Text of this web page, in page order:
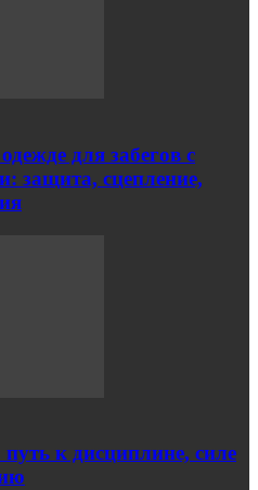
для забегов с
защита, сцепление,
к дисциплине, силе